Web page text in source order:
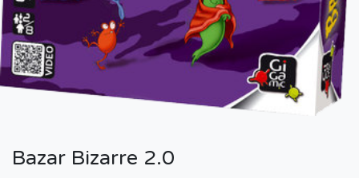
Bazar Bizarre 2.0